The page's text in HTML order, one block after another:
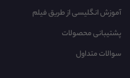
آموزش انگلیسی از طریق فیلم
پشتیبانی محصولات
سوالات متداول